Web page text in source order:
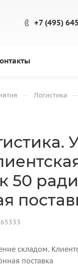
+7 (495)
— Логистика —
50
складом.
поставка